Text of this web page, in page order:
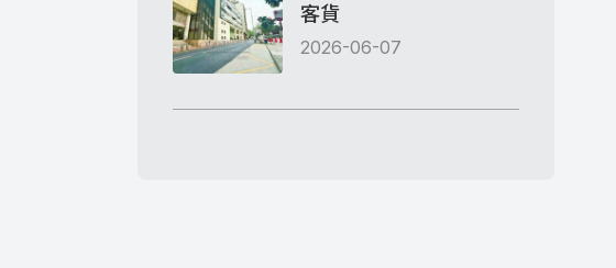
客貨
2026-06-07